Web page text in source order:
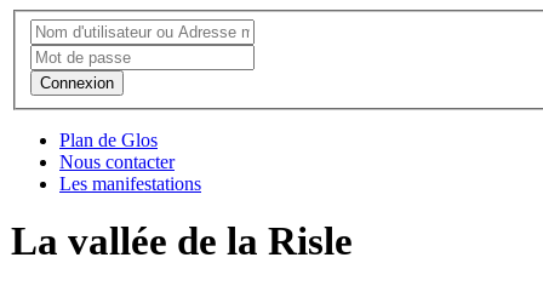
Connexion
Plan de Glos
Nous contacter
Les manifestations
La vallée de la Risle